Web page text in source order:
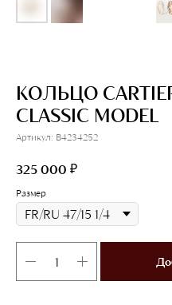
КОЛЬЦО
CLASSIC MODEL
Артикул: B4234252
325 000 ₽
Размер